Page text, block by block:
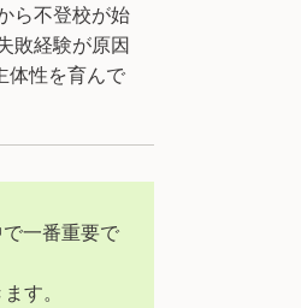
ら不登校が始
敗経験が原因
体性を育んで
一番重要で
す。